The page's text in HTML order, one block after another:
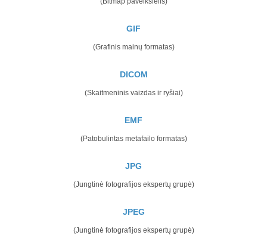
GIF
(Grafinis mainų formatas)
DICOM
(Skaitmeninis vaizdas ir ryšiai)
EMF
(Patobulintas metafailo formatas)
JPG
(Jungtinė fotografijos ekspertų grupė)
JPEG
(Jungtinė fotografijos ekspertų grupė)